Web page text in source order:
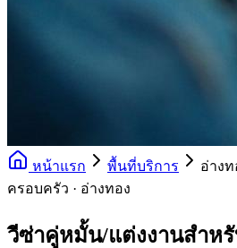
หน้าแรก พื้นที่บริการ อ่างท
ครอบครัว · อ่างทอง
วีซ่าคู่หมั้น/แต่งงานสำห